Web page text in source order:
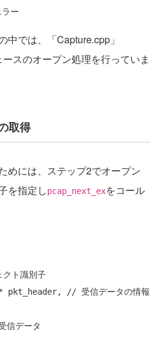
ー
では、「Capture.cpp」
スのオープン処理を行っていま
取得
めには、ステップ2でオープン
を指定しpcap_next_exをコール
ト識別子
pkt_header,
// 受信データの情報
信データ